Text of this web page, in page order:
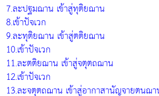
7.ละปฐมฌาน เข้าสู่ทุติยฌาน
8.เข้าปัจเวก
9.ละทุติยฌาน เข้าสู่ตติยฌาน
10.เข้าปัจเวก
11.ละตติยฌาน เข้าสู่จตุตถฌาน
12.เข้าปัจเวก
13.ละจตุตถฌาน เข้าสู่อากาสานัญจายตนฌ